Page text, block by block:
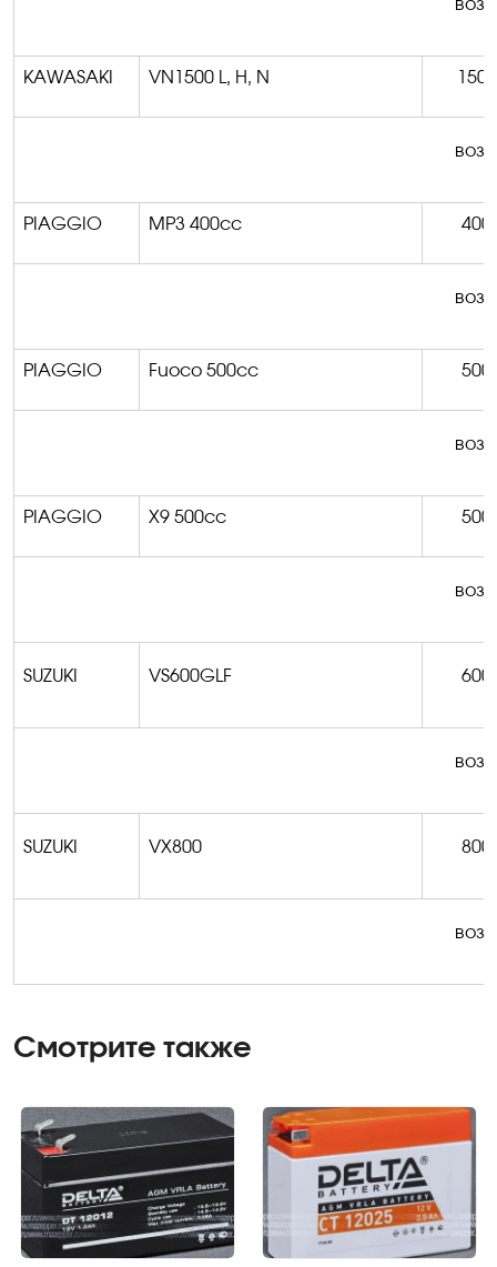
KAWASAKI VN1500 L, H, N 1500
PIAGGIO MP3 400cc 400
PIAGGIO Fuoco 500cc 500
PIAGGIO X9 500cc 500
SUZUKI VS600GLF 600
SUZUKI VX800 800
Смотрите также